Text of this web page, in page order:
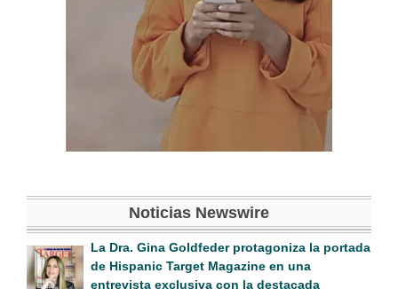
Noticias Newswire
La Dra. Gina Goldfeder protagoniza la portada
de Hispanic Target Magazine en una
entrevista exclusiva con la destacada